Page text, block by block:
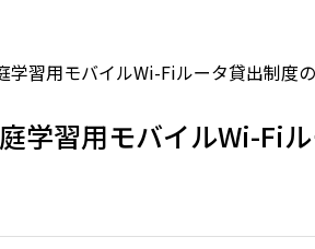
学習用モバイルWi-Fiルータ貸出制度
学習用モバイルWi-Fi